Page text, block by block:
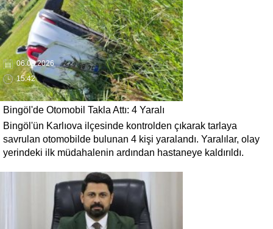
06.08.2026
15:42
Bingöl'de Otomobil Takla Attı: 4 Yaralı
Bingöl'ün Karlıova ilçesinde kontrolden çıkarak tarlaya
savrulan otomobilde bulunan 4 kişi yaralandı. Yaralılar, olay
yerindeki ilk müdahalenin ardından hastaneye kaldırıldı.